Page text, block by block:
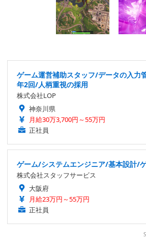
ゲーム運営補助スタッフ/データの入力
年2回/人柄重視の採用
株式会社LOP
神奈川県
月給30万3,700円～55万円
正社員
ゲーム/システムエンジニア/基本設計/
株式会社スタッフサービス
大阪府
月給23万円～55万円
正社員